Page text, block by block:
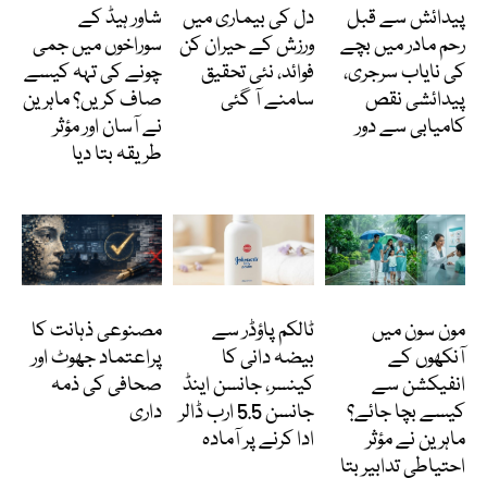
پیدائش سے قبل
رحم مادر میں بچے
کی نایاب سرجری،
پیدائشی نقص
کامیابی سے دور
دل کی بیماری میں
ورزش کے حیران کن
فوائد، نئی تحقیق
سامنے آ گئی
شاور ہیڈ کے
سوراخوں میں جمی
چونے کی تہہ کیسے
صاف کریں؟ ماہرین
نے آسان اور مؤثر
طریقہ بتا دیا
مون سون میں
آنکھوں کے
انفیکشن سے
کیسے بچا جائے؟
ماہرین نے مؤثر
احتیاطی تدابیر بتا
ٹالکم پاؤڈر سے
بیضہ دانی کا
کینسر، جانسن اینڈ
جانسن 5.5 ارب ڈالر
ادا کرنے پر آمادہ
مصنوعی ذہانت کا
پراعتماد جھوٹ اور
صحافی کی ذمہ
داری